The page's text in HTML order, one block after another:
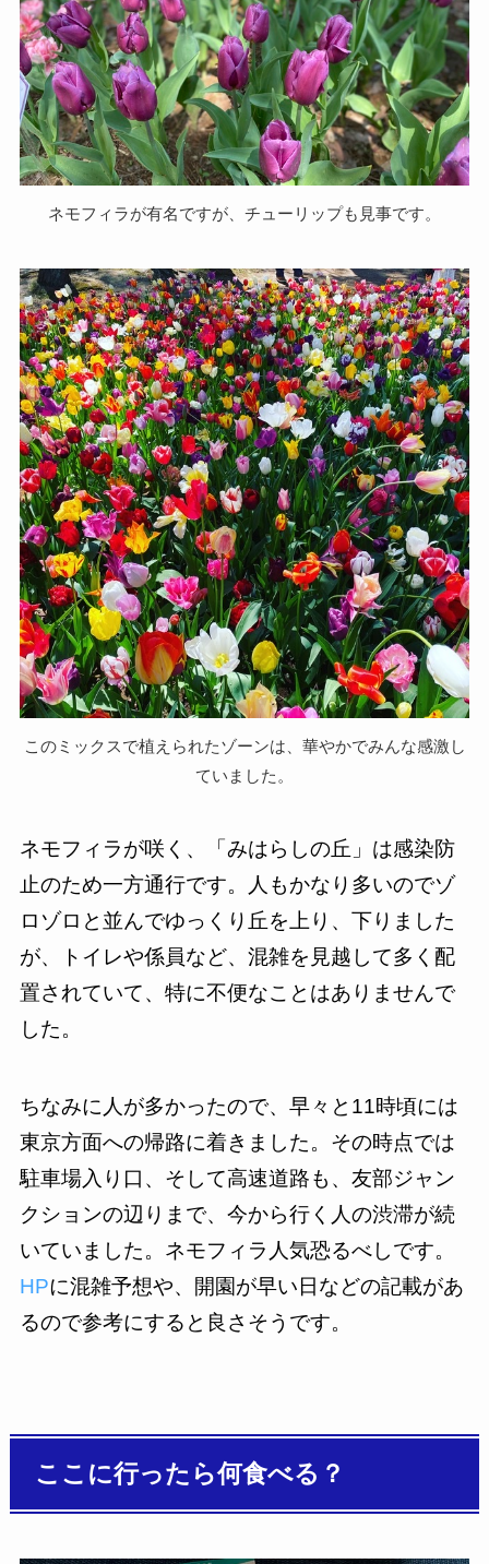
ネモフィラが有名ですが、チューリップも見事です。
このミックスで植えられたゾーンは、華やかでみんな感激し
ていました。
ネモフィラが咲く、「みはらしの丘」は感染防
止のため一方通行です。人もかなり多いのでゾ
ロゾロと並んでゆっくり丘を上り、下りました
が、トイレや係員など、混雑を見越して多く配
置されていて、特に不便なことはありませんで
した。
ちなみに人が多かったので、早々と11時頃には
東京方面への帰路に着きました。その時点では
駐車場入り口、そして高速道路も、友部ジャン
クションの辺りまで、今から行く人の渋滞が続
いていました。ネモフィラ人気恐るべしです。
HPに混雑予想や、開園が早い日などの記載があ
るので参考にすると良さそうです。
ここに行ったら何食べる？